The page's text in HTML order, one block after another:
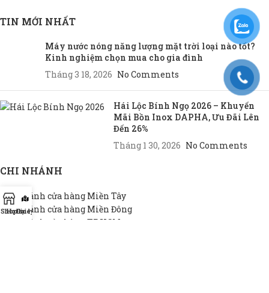
TIN MỚI NHẤT
Máy nước nóng năng lượng mặt trời loại nào tốt?
Kinh nghiệm chọn mua cho gia đình
Tháng 3 18, 2026 No Comments
Hái Lộc Bính Ngọ 2026 – Khuyến
Mãi Bồn Inox DAPHA, Ưu Đãi Lên
Đến 26%
Tháng 1 30, 2026 No Comments
CHI NHÁNH
Chi nhánh cửa hàng Miền Tây
Chi nhánh cửa hàng Miền Đông
Chi nhánh cửa hàng TP.HCM
Shop
Hotline
Đại lý